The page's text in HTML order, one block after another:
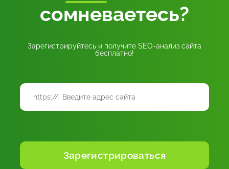
сомневаетесь?
Зарегистрируйтесь и получите SEO-анализ сайта
бесплатно!